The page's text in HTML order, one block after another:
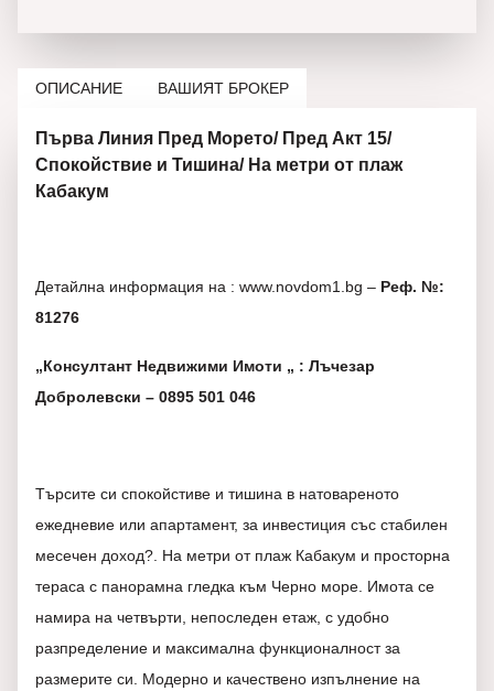
ОПИСАНИЕ ВАШИЯТ БРОКЕР
Първа Линия Пред Морето/ Пред Акт 15/
Спокойствие и Тишина/ На метри от плаж
Кабакум
Детайлна информация на : www.novdom1.bg – Реф. №:
81276
„Консултант Недвижими Имоти „ : Лъчезар
Добролевски – 0895 501 046
Търсите си спокойстиве и тишина в натовареното
ежедневие или апартамент, за инвестиция със стабилен
месечен доход?. На метри от плаж Кабакум и просторна
тераса с панорамна гледка към Черно море. Имота се
намира на четвърти, непоследен етаж, с удобно
разпределение и максимална функционалност за
размерите си. Модерно и качествено изпълнение на